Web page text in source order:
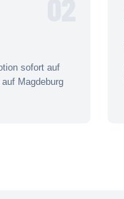
sofort auf
Magdeburg